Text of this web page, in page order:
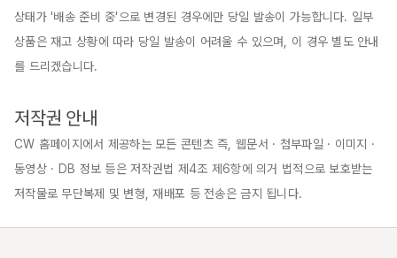
상태가 '배송 준비 중'으로 변경된 경우에만 당일 발송이 가능합니다. 일부
상품은 재고 상황에 따라 당일 발송이 어려울 수 있으며, 이 경우 별도 안내
를 드리겠습니다.
저작권 안내
CW 홈페이지에서 제공하는 모든 콘텐츠 즉, 웹문서 · 첨부파일 · 이미지 ·
동영상 · DB 정보 등은 저작권법 제4조 제6항에 의거 법적으로 보호받는
저작물로 무단복제 및 변형, 재배포 등 전송은 금지 됩니다.